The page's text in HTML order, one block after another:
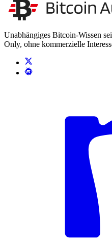
Unsere Unabhängigkeit stärken
Unabhängiges Bitcoin-Wissen
Only, ohne kommerzielle